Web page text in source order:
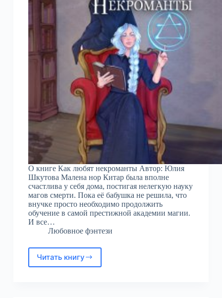
О книге Как любят некроманты Автор: Юлия
Шкутова Малена нор Китар была вполне
счастлива у себя дома, постигая нелегкую науку
магов смерти. Пока её бабушка не решила, что
внучке просто необходимо продолжить
обучение в самой престижной академии магии.
И все…
Любовное фэнтези
Читать книгу
Как
любят